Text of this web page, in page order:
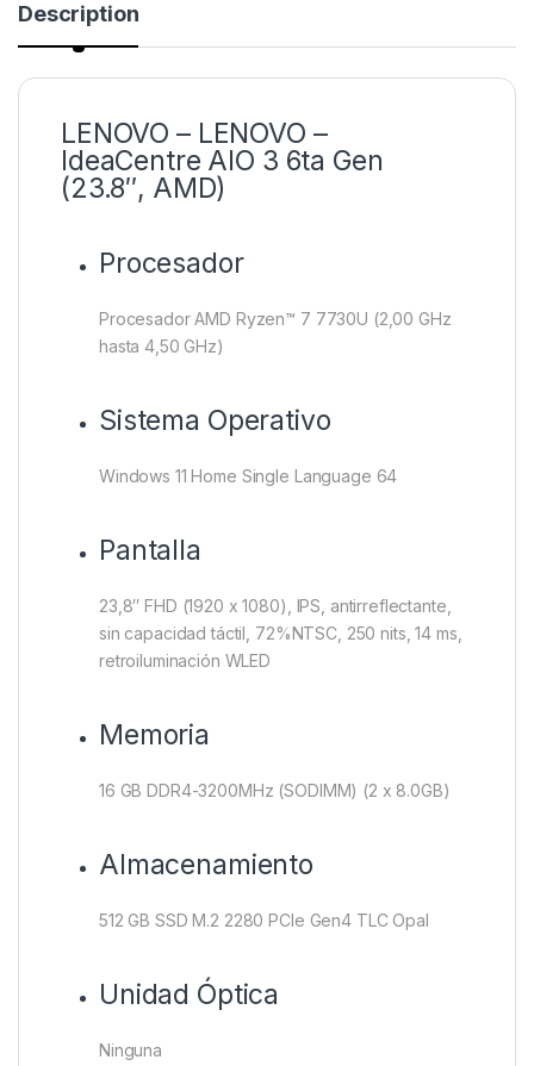
Description
LENOVO – LENOVO –
IdeaCentre AIO 3 6ta Gen
(23.8″, AMD)
Procesador
Procesador AMD Ryzen™ 7 7730U (2,00 GHz
hasta 4,50 GHz)
Sistema Operativo
Windows 11 Home Single Language 64
Pantalla
23,8″ FHD (1920 x 1080), IPS, antirreflectante,
sin capacidad táctil, 72%NTSC, 250 nits, 14 ms,
retroiluminación WLED
Memoria
16 GB DDR4-3200MHz (SODIMM) (2 x 8.0GB)
Almacenamiento
512 GB SSD M.2 2280 PCIe Gen4 TLC Opal
Unidad Óptica
Ninguna